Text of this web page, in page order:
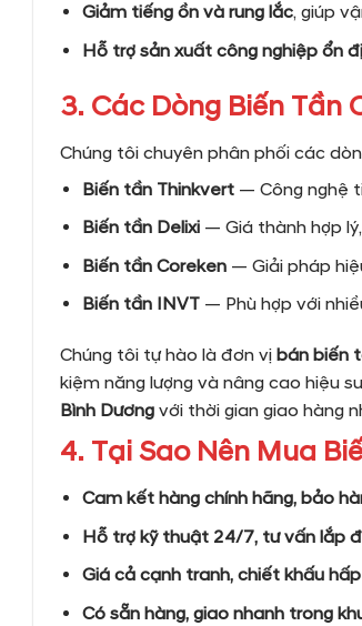
Giảm tiếng ồn và rung lắc, giúp
Hỗ trợ sản xuất công nghiệp ổn
3. Các Dòng Biến Tần
Chúng tôi chuyên phân phối các
Biến tần Thinkvert— Công nghệ
Biến tần Delixi— Giá thành hợp
Biến tần Coreken— Giải pháp
Biến tần INVT— Phù hợp với
Chúng tôi tự hào là đơn vị bán biến
kiệm năng lượng và nâng cao hiệu
Bình Dương với thời gian giao hàng
4. Tại Sao Nên Mua
Cam kết hàng chính hãng, bảo
Hỗ trợ kỹ thuật 24/7, tư vấn lắp
Giá cả cạnh tranh, chiết khấu
Có sẵn hàng, giao nhanh trong